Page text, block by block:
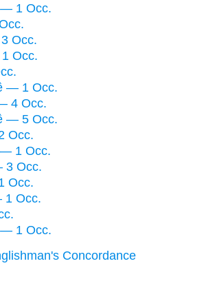
— 1 Occ.
Occ.
Occ.
— 1 Occ.
4 Occ.
— 5 Occ.
Occ.
— 1 Occ.
3 Occ.
Occ.
1 Occ.
— 1 Occ.
Concordance